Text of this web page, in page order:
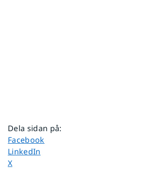
Dela sidan på:
Dela sidan på
Facebook
Dela sidan på
LinkedIn
Dela sidan på
X